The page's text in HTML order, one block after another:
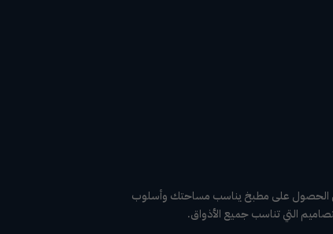
من الحصول على مطبخ يناسب مساحتك وأسلوب
التي تناسب جميع الأذواق.